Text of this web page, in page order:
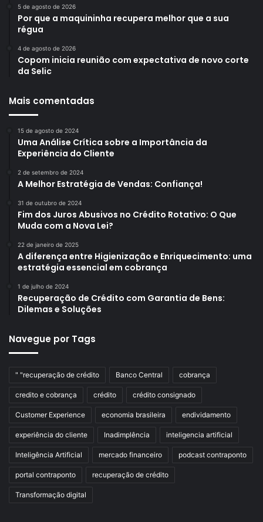
5 de agosto de 2026
Por que a maquininha recupera melhor que a sua
régua
4 de agosto de 2026
Copom inicia reunião com expectativa de novo corte
da Selic
Mais comentadas
15 de agosto de 2024
Uma Análise Crítica sobre a Importância da
Experiência do Cliente
2 de setembro de 2024
A Melhor Estratégia de Vendas: Confiança!
31 de outubro de 2024
Fim dos Juros Abusivos no Crédito Rotativo: O Que
Muda com a Nova Lei?
22 de janeiro de 2025
A diferença entre Higienização e Enriquecimento: uma
estratégia essencial em cobrança
1 de julho de 2024
Recuperação de Crédito com Garantia de Bens:
Dilemas e Soluções
Navegue por Tags
" "recuperação de crédito Banco Central cobrança
credito e cobrança crédito crédito consignado
Customer Experience economia brasileira endividamento
experiência do cliente Inadimplência inteligencia artificial
Inteligência Artificial mercado financeiro podcast contraponto
portal contraponto recuperação de crédito
Transformação digital